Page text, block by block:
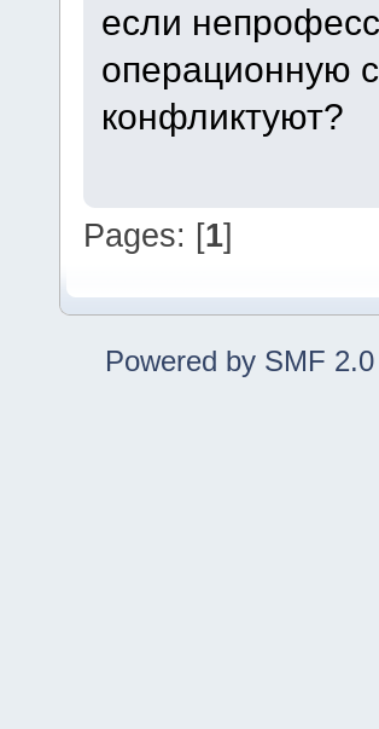
если
операционную
конфликтуют?
Pages: [1]
Powered by SMF